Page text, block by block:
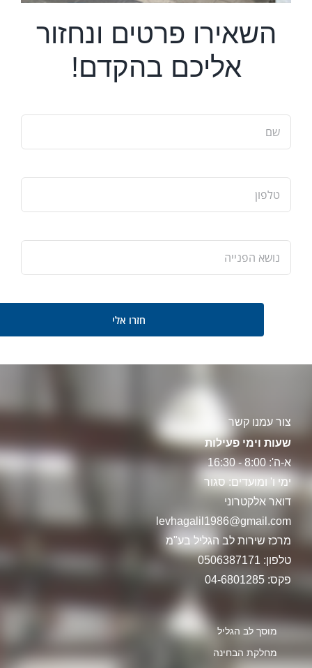
השאירו פרטים ונחזור
אליכם בהקדם!
צור עמנו קשר
שעות וימי פעילות
א-ה': 8:00 - 16:30
ימי ו' ומועדים: סגור
דואר אלקטרוני
levhagalil1986@gmail.com
מרכז שירות לב הגליל בע"מ
טלפון: 0506387171
פקס: 04-6801285
מוסך לב הגליל
מחלקת הבחינה